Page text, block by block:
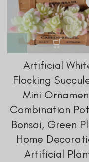
Artificial
Flocking
Mini
Combination
Bonsai, Green
Home
Artificial